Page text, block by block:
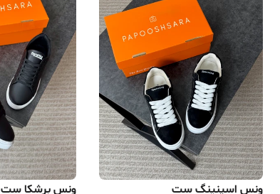
ونس اسپنینگ ست ونس برشکا ست